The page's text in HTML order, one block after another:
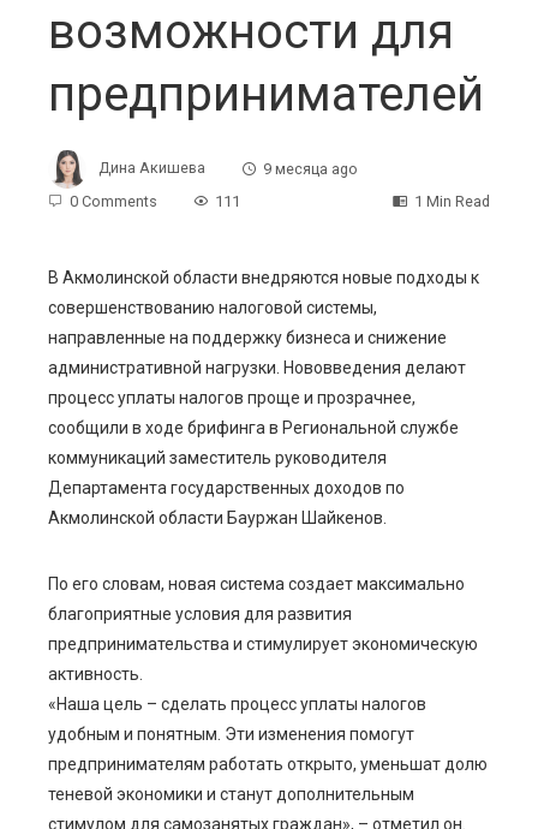
возможности для
предпринимателей
Дина Акишева
9 месяца ago
0 Comments
111 1 Min Read
В Акмолинской области внедряются новые подходы к
совершенствованию налоговой системы,
направленные на поддержку бизнеса и снижение
административной нагрузки. Нововведения делают
процесс уплаты налогов проще и прозрачнее,
сообщили в ходе брифинга в Региональной службе
коммуникаций заместитель руководителя
Департамента государственных доходов по
Акмолинской области Бауржан Шайкенов.
По его словам, новая система создает максимально
благоприятные условия для развития
предпринимательства и стимулирует экономическую
активность.
«Наша цель – сделать процесс уплаты налогов
удобным и понятным. Эти изменения помогут
предпринимателям работать открыто, уменьшат долю
теневой экономики и станут дополнительным
стимулом для самозанятых граждан», – отметил он.